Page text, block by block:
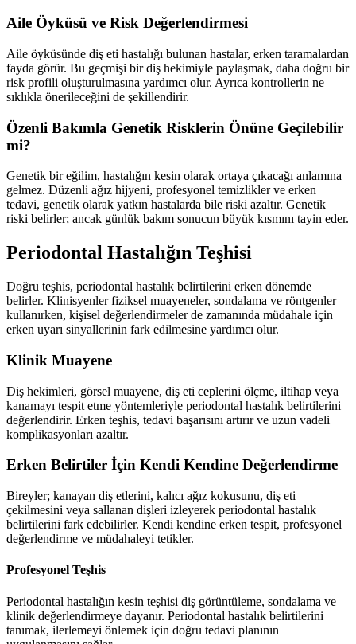
Aile Öyküsü ve Risk Değerlendirmesi
Aile öyküsünde diş eti hastalığı bulunan hastalar, erken taramalardan
fayda görür. Bu geçmişi bir diş hekimiyle paylaşmak, daha doğru bir
risk profili oluşturulmasına yardımcı olur. Ayrıca kontrollerin ne
sıklıkla önerileceğini de şekillendirir.
Özenli Bakımla Genetik Risklerin Önüne Geçilebilir
mi?
Genetik bir eğilim, hastalığın kesin olarak ortaya çıkacağı anlamına
gelmez. Düzenli ağız hijyeni, profesyonel temizlikler ve erken
tedavi, genetik olarak yatkın hastalarda bile riski azaltır. Genetik
riski belirler; ancak günlük bakım sonucun büyük kısmını tayin eder.
Periodontal Hastalığın Teşhisi
Doğru teşhis, periodontal hastalık belirtilerini erken dönemde
belirler. Klinisyenler fiziksel muayeneler, sondalama ve röntgenler
kullanırken, kişisel değerlendirmeler de zamanında müdahale için
erken uyarı sinyallerinin fark edilmesine yardımcı olur.
Klinik Muayene
Diş hekimleri, görsel muayene, diş eti ceplerini ölçme, iltihap veya
kanamayı tespit etme yöntemleriyle periodontal hastalık belirtilerini
değerlendirir. Erken teşhis, tedavi başarısını artırır ve uzun vadeli
komplikasyonları azaltır.
Erken Belirtiler İçin Kendi Kendine Değerlendirme
Bireyler; kanayan diş etlerini, kalıcı ağız kokusunu, diş eti
çekilmesini veya sallanan dişleri izleyerek periodontal hastalık
belirtilerini fark edebilirler. Kendi kendine erken tespit, profesyonel
değerlendirme ve müdahaleyi tetikler.
Profesyonel Teşhis
Periodontal hastalığın kesin teşhisi diş görüntüleme, sondalama ve
klinik değerlendirmeye dayanır. Periodontal hastalık belirtilerini
tanımak, ilerlemeyi önlemek için doğru tedavi planının